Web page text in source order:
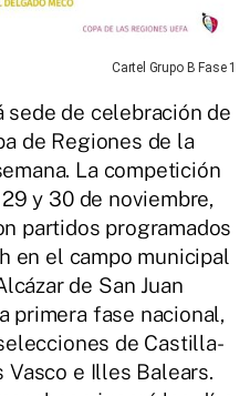
Cartel Grupo B Fase 1
sede de celebración de
de Regiones de la
La competición
y 30 de noviembre,
partidos programados
en el campo municipal
de San Juan
primera fase nacional,
de Castilla-
Vasco e Illes Balears.